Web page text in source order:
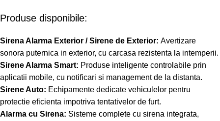
Produse disponibile:
Sirena Alarma Exterior / Sirene de Exterior: Avertizare
sonora puternica in exterior, cu carcasa rezistenta la intemperii.
Sirene Alarma Smart: Produse inteligente controlabile prin
aplicatii mobile, cu notificari si management de la distanta.
Sirene Auto: Echipamente dedicate vehiculelor pentru
protectie eficienta impotriva tentativelor de furt.
Alarma cu Sirena: Sisteme complete cu sirena integrata,